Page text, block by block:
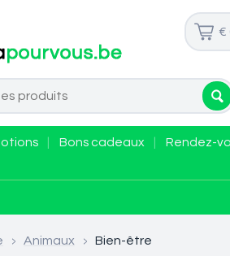
€
Bons cadeaux
Rendez-
> Animaux > Bien-être